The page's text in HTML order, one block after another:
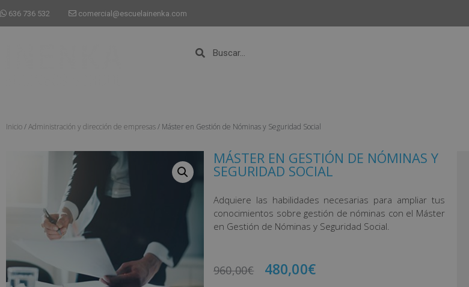
636 736 532 comercial@escuelainenka.com
Inicio/Administración y dirección de empresas/ Máster en Gestión de Nóminas y Seguridad Social
MÁSTER EN GESTIÓN DE NÓMINAS Y
SEGURIDAD SOCIAL
Adquiere las habilidades necesarias para ampliar tus
conocimientos sobre gestión de nóminas con el Máster
en Gestión de Nóminas y Seguridad Social.
960,00€ 480,00€